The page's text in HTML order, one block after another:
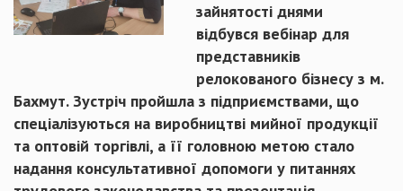
зайнятості днями
відбувся вебінар для
представників
релокованого бізнесу з м.
Бахмут. Зустріч пройшла з підприємствами, що
спеціалізуються на виробництві мийної продукції
та оптовій торгівлі, а її головною метою стало
надання консультативної допомоги у питаннях